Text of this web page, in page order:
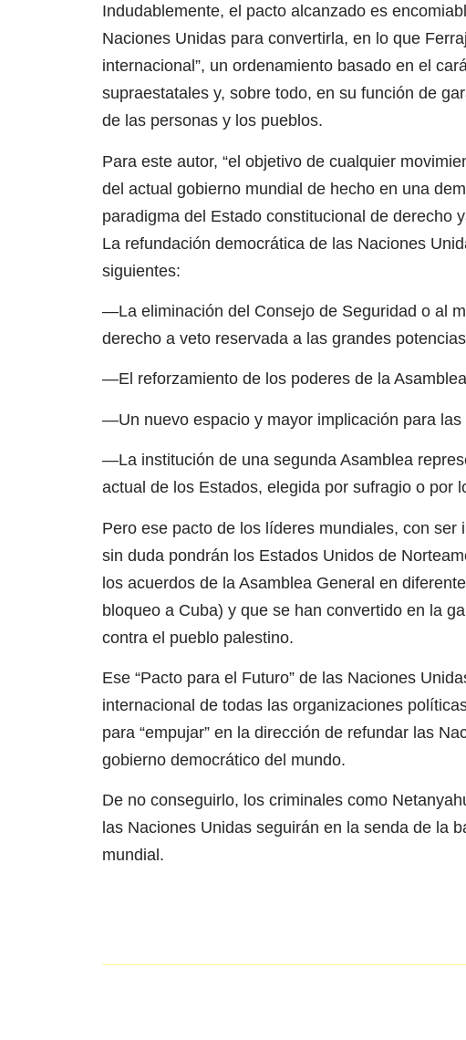
Indudablemente, el pacto alcanzado es
Naciones Unidas para convertirla, en lo que
internacional”, un ordenamiento basado en el
supraestatales y, sobre todo, en su función de
de las personas y los pueblos.
Para este autor, “el objetivo de cualquier
del actual gobierno mundial de hecho en una
paradigma del Estado constitucional de derecho
La refundación democrática de las Naciones
siguientes:
—La eliminación del Consejo de Seguridad o al
derecho a veto reservada a las grandes
—El reforzamiento de los poderes de la
—Un nuevo espacio y mayor implicación para
—La institución de una segunda Asamblea
actual de los Estados, elegida por sufragio o por
Pero ese pacto de los líderes mundiales, con
sin duda pondrán los Estados Unidos de
los acuerdos de la Asamblea General en
bloqueo a Cuba) y que se han convertido en la
contra el pueblo palestino.
Ese “Pacto para el Futuro” de las Naciones
internacional de todas las organizaciones
para “empujar” en la dirección de refundar las
gobierno democrático del mundo.
De no conseguirlo, los criminales como
las Naciones Unidas seguirán en la senda de la
mundial.